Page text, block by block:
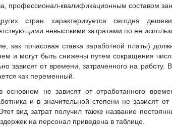
профессионал-квалификационным составом
стран характеризуется сегодня
невысокими затратами по ее
как почасовая ставка заработной платы)
и могут быть снижены путем сокращения
зависят от времени, затраченного на работу.
как переменный.
основном не зависят от отработанного
и в значительной степени не зависят
вид затрат получил также название
на персонал приведена в таблице.